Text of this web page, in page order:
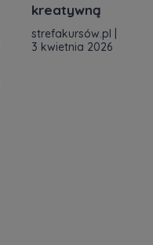
kreatywną
strefakursów.pl
3 kwietnia 2026